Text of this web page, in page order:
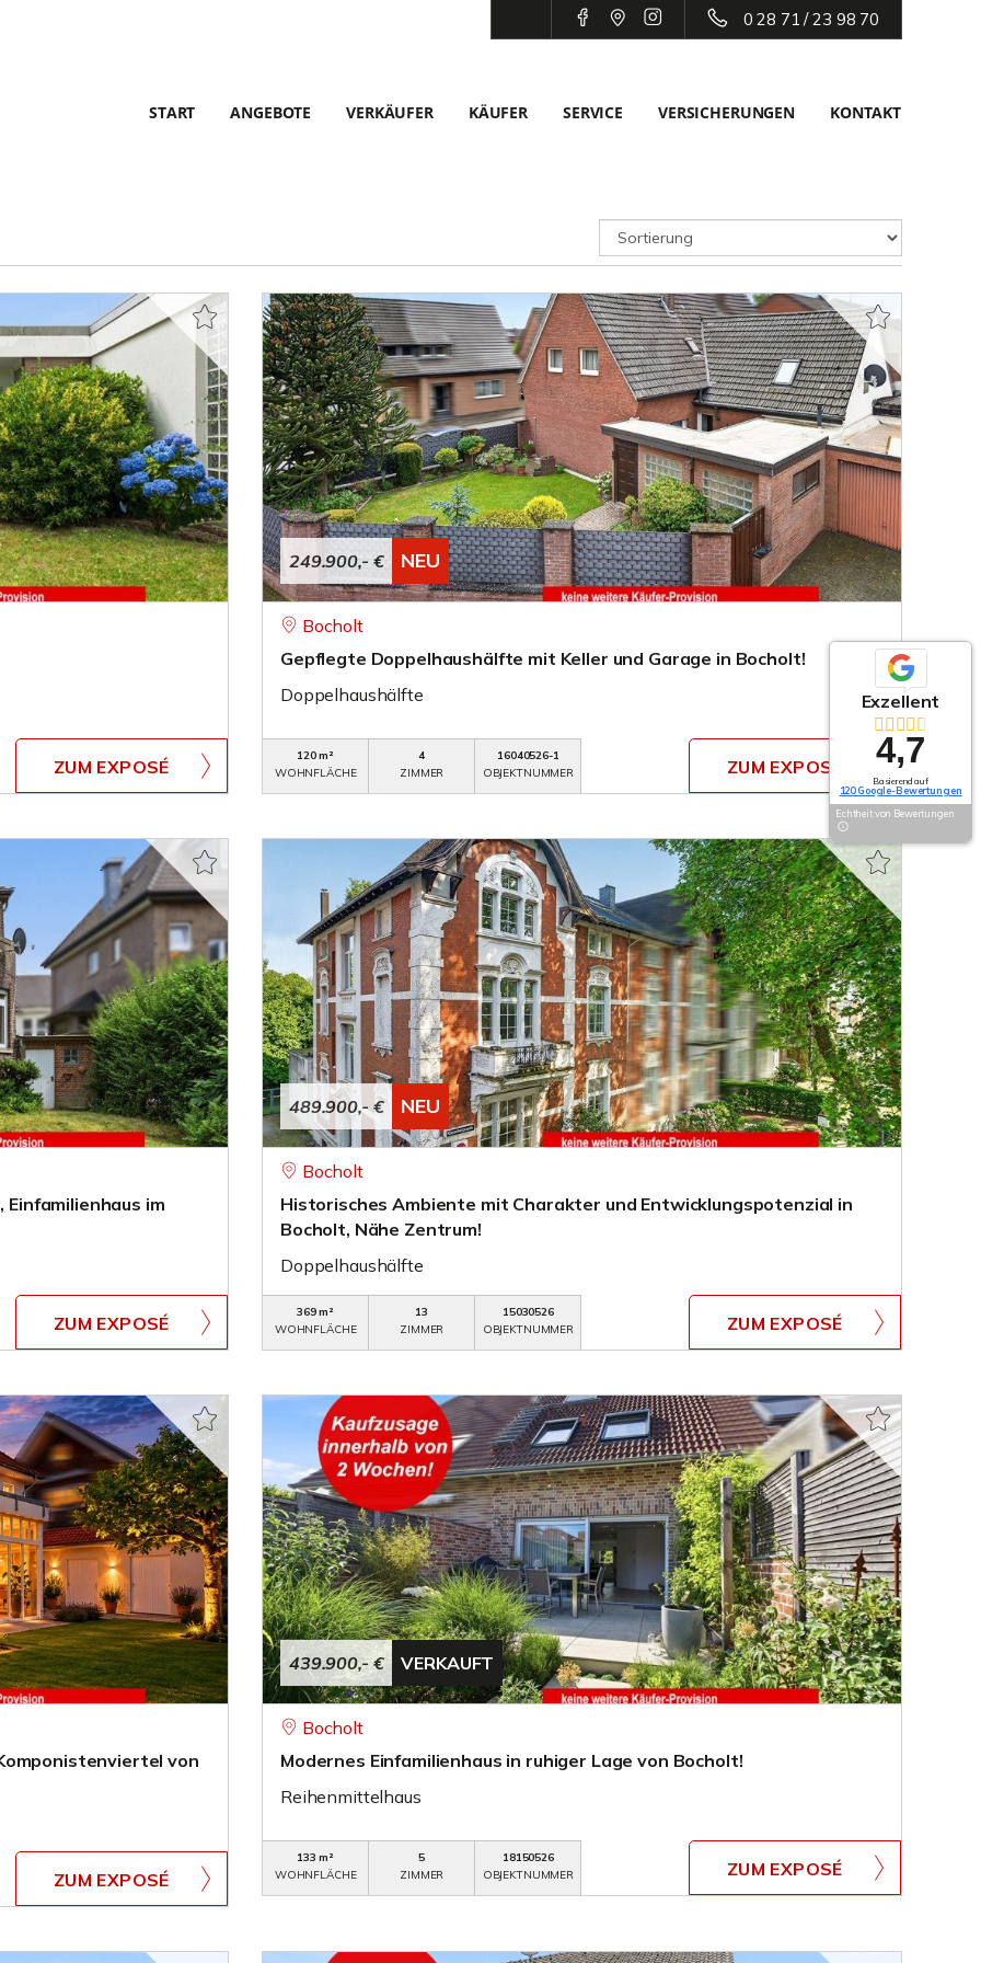
0 28 71 / 23 98 70
START ANGEBOTE VERKÄUFER KÄUFER SERVICE VERSICHERUNGEN KONTAKT
ZUM EXPOSÉ
249.900,- € NEU
Bocholt
Gepflegte Doppelhaushälfte mit Keller und Garage in Bocholt!
Doppelhaushälfte
120 m²
WOHNFLÄCHE
4
ZIMMER
16040526-1
OBJEKTNUMMER
ZUM EXPOSÉ
im
ZUM EXPOSÉ
489.900,- € NEU
Bocholt
Historisches Ambiente mit Charakter und Entwicklungspotenzial in
Bocholt, Nähe Zentrum!
Doppelhaushälfte
369 m²
WOHNFLÄCHE
13
ZIMMER
15030526
OBJEKTNUMMER
ZUM EXPOSÉ
von
ZUM EXPOSÉ
439.900,- € VERKAUFT
Bocholt
Modernes Einfamilienhaus in ruhiger Lage von Bocholt!
Reihenmittelhaus
133 m²
WOHNFLÄCHE
5
ZIMMER
18150526
OBJEKTNUMMER
ZUM EXPOSÉ
Exzellent
4,7
Basierend auf
120 Google-Bewertungen
Echtheit von Bewertungen